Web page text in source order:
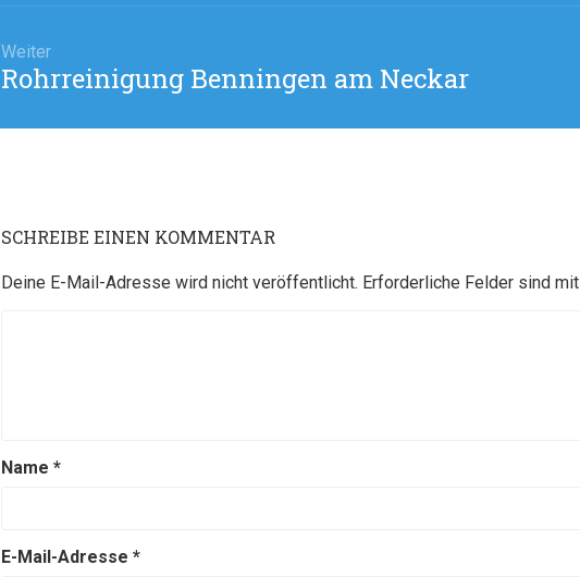
Weiter
Nächster
Rohrreinigung Benningen am Neckar
SCHREIBE EINEN KOMMENTAR
Deine E-Mail-Adresse wird nicht veröffentlicht. Erforderliche Felder sind mit
Name *
E-Mail-Adresse *